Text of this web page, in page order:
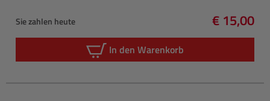
Sie zahlen heute € 15,00
In den Warenkorb